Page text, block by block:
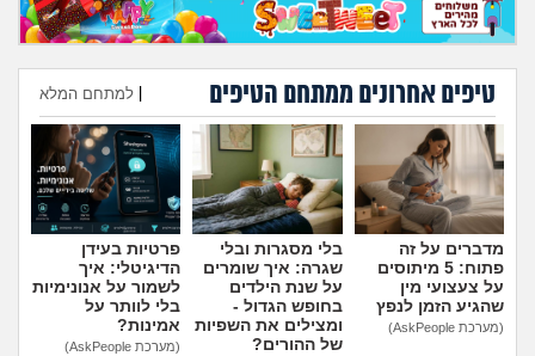
טיפים אחרונים ממתחם הטיפים למתחם המלא
הוספת טיפ
מדברים על זה
פתוח: 5 מיתוסים
על צעצועי מין
שהגיע הזמן לנפץ
(מערכת AskPeople)
בלי מסגרות ובלי
שגרה: איך שומרים
על שנת הילדים
בחופש הגדול -
ומצילים את השפיות
של ההורים?
פרטיות בעידן
הדיגיטלי: איך
לשמור על אנונימיות
בלי לוותר על
אמינות?
(מערכת AskPeople)